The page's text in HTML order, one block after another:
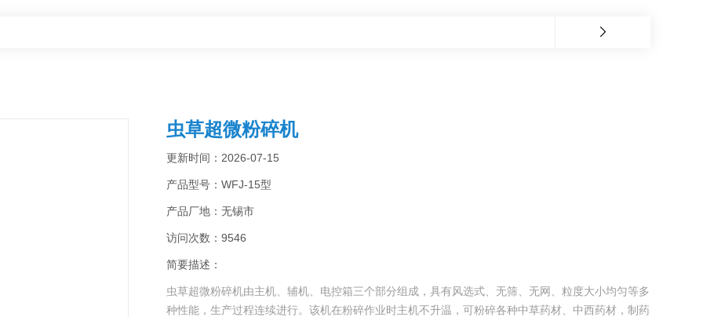
虫草超微粉碎机
更新时间：2026-07-15
产品型号：WFJ-15型
产品厂地：无锡市
访问次数：9546
简要描述：
虫草超微粉碎机由主机、辅机、电控箱三个部分组成，具有风选式、无筛、无网、粒度大小均匀等多
种性能，生产过程连续进行。该机在粉碎作业时主机不升温，可粉碎各种中草药材、中西药材，制药